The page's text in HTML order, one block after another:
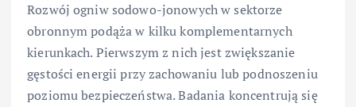
Rozwój ogniw sodowo-jonowych w sektorze
obronnym podąża w kilku komplementarnych
kierunkach. Pierwszym z nich jest zwiększanie
gęstości energii przy zachowaniu lub podnoszeniu
poziomu bezpieczeństwa. Badania koncentrują się